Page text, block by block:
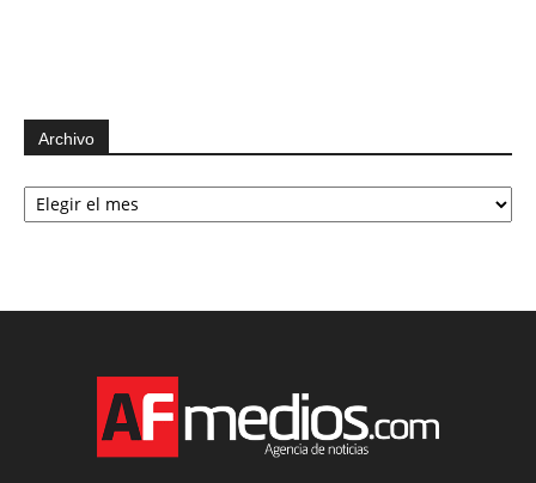
Archivo
Archivo